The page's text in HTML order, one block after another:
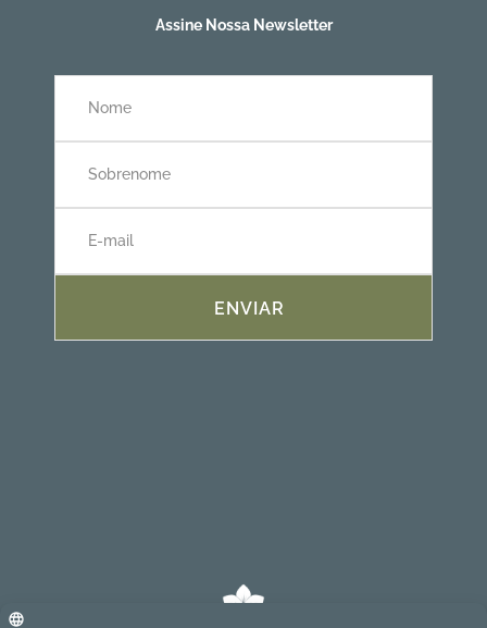
Assine Nossa Newsletter
ENVIAR